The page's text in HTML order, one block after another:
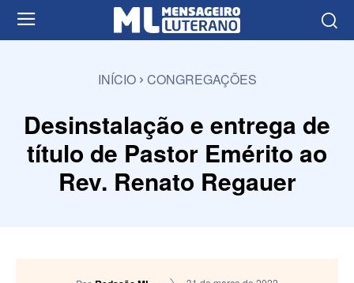
INÍCIO CONGREGAÇÕES
Desinstalação e entrega de
título de Pastor Emérito ao
Rev. Renato Regauer